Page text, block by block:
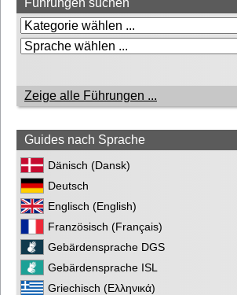
Navigation
Zeige alle Führungen ...
Guides nach Sprache
Dänisch (Dansk)
Deutsch
Englisch (English)
Französisch (Français)
Gebärdensprache DGS
Gebärdensprache ISL
Griechisch (Ελληνικά)